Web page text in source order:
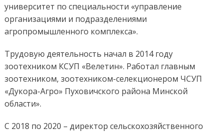
университет по специальности «управление
организациями и подразделениями
агропромышленного комплекса».
Трудовую деятельность начал в 2014 году
зоотехником КСУП «Велетин». Работал главным
зоотехником, зоотехником-селекционером ЧСУП
«Дукора-Агро» Пуховичского района Минской
области».
С 2018 по 2020 – директор сельскохозяйственного